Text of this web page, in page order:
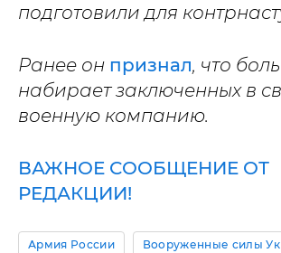
подготовили для
Ранее он признал, что
набирает заключенных в
военную компанию.
ВАЖНОЕ СООБЩЕНИЕ ОТ
РЕДАКЦИИ!
Армия России Вооруженные силы